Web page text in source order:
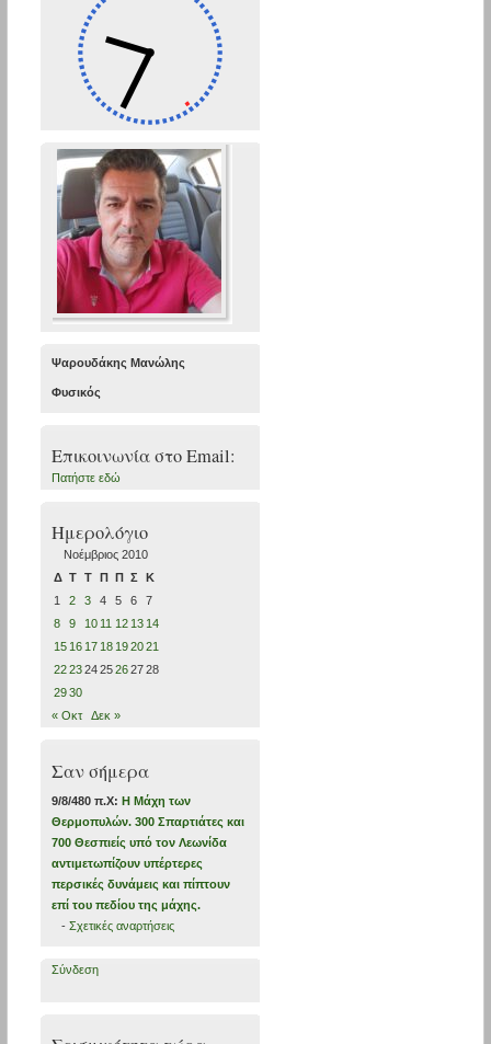
Ψαρουδάκης Μανώλης
Φυσικός
Επικοινωνία στο Εmail:
Πατήστε εδώ
Ημερολόγιο
Νοέμβριος 2010
Δ Τ Τ Π Π Σ
Κ
1
2 3 4 5 6
7
8
9 1011 121314
15161718192021
22232425262728
2930
« Οκτ
Δεκ »
Σαν σήμερα
9/8/480 π.Χ: Η Μάχη των
Θερμοπυλών. 300 Σπαρτιάτες και
700 Θεσπιείς υπό τον Λεωνίδα
αντιμετωπίζουν υπέρτερες
περσικές δυνάμεις και πίπτουν
επί του πεδίου της μάχης.
- Σχετικές αναρτήσεις
Σύνδεση